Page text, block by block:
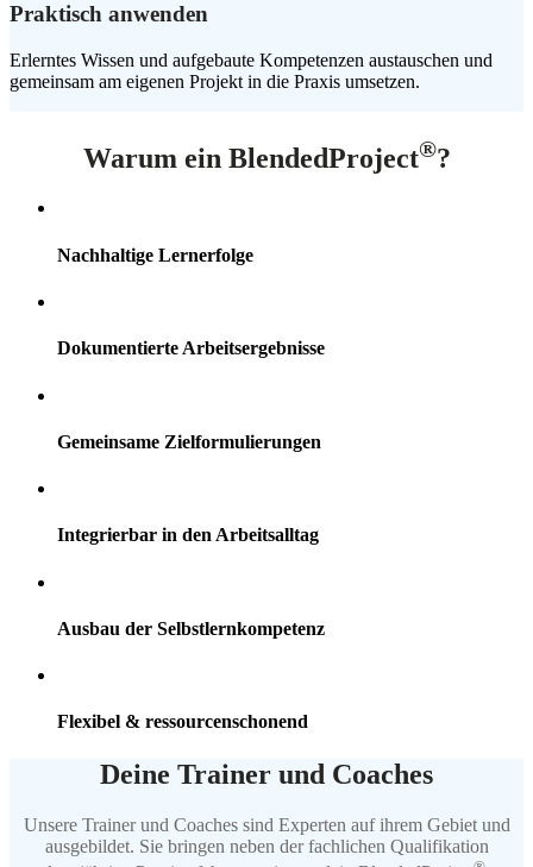
Praktisch anwenden
Erlerntes Wissen und aufgebaute Kompetenzen austauschen und
gemeinsam am eigenen Projekt in die Praxis umsetzen.
Warum ein BlendedProject®?
Nachhaltige Lernerfolge
Dokumentierte Arbeitsergebnisse
Gemeinsame Zielformulierungen
Integrierbar in den Arbeitsalltag
Ausbau der Selbstlernkompetenz
Flexibel & ressourcenschonend
Deine Trainer und Coaches
Unsere Trainer und Coaches sind Experten auf ihrem Gebiet und
ausgebildet. Sie bringen neben der fachlichen Qualifikation